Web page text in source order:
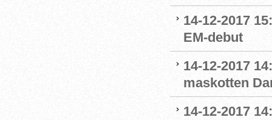
14-12-2017
EM-debut
14-12-2017
maskotten
14-12-2017